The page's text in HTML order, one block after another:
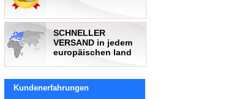
SCHNELLER
VERSAND in jedem
europäischen land
Kundenerfahrungen